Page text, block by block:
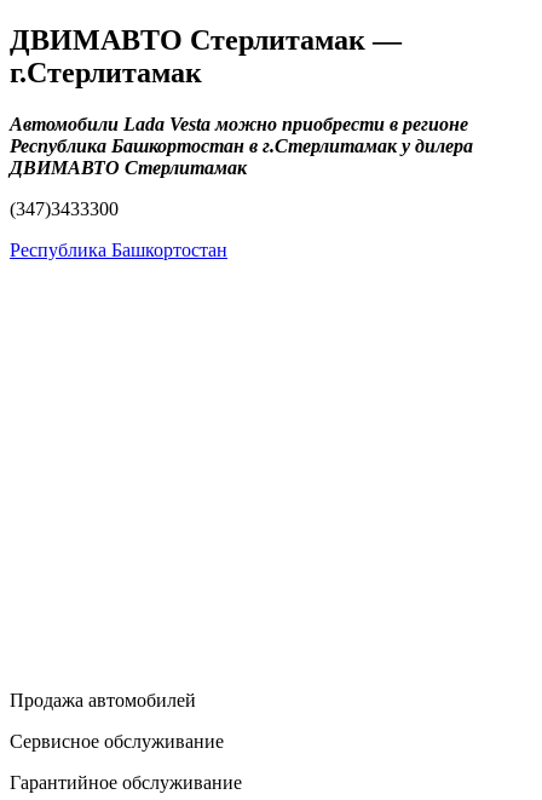
ДВИМАВТО Стерлитамак —
г.Стерлитамак
Автомобили Lada Vesta можно приобрести в регионе
Республика Башкортостан в г.Стерлитамак у дилера
ДВИМАВТО Стерлитамак
(347)3433300
Республика Башкортостан
Продажа автомобилей
Сервисное обслуживание
Гарантийное обслуживание